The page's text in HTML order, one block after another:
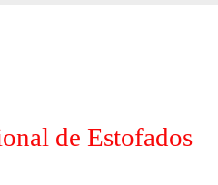
de Estofados